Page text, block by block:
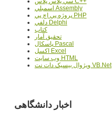
اسمبلي Assembly
پروژه پي اچ پي PHP
دلفي Delphi
کتاب
تحقيق آمار
پاسکال Pascal
اکسل Excel
وب سايت HTML
ويژوال بيسيک دات نت VB.Net
اخبار دانشگاهی